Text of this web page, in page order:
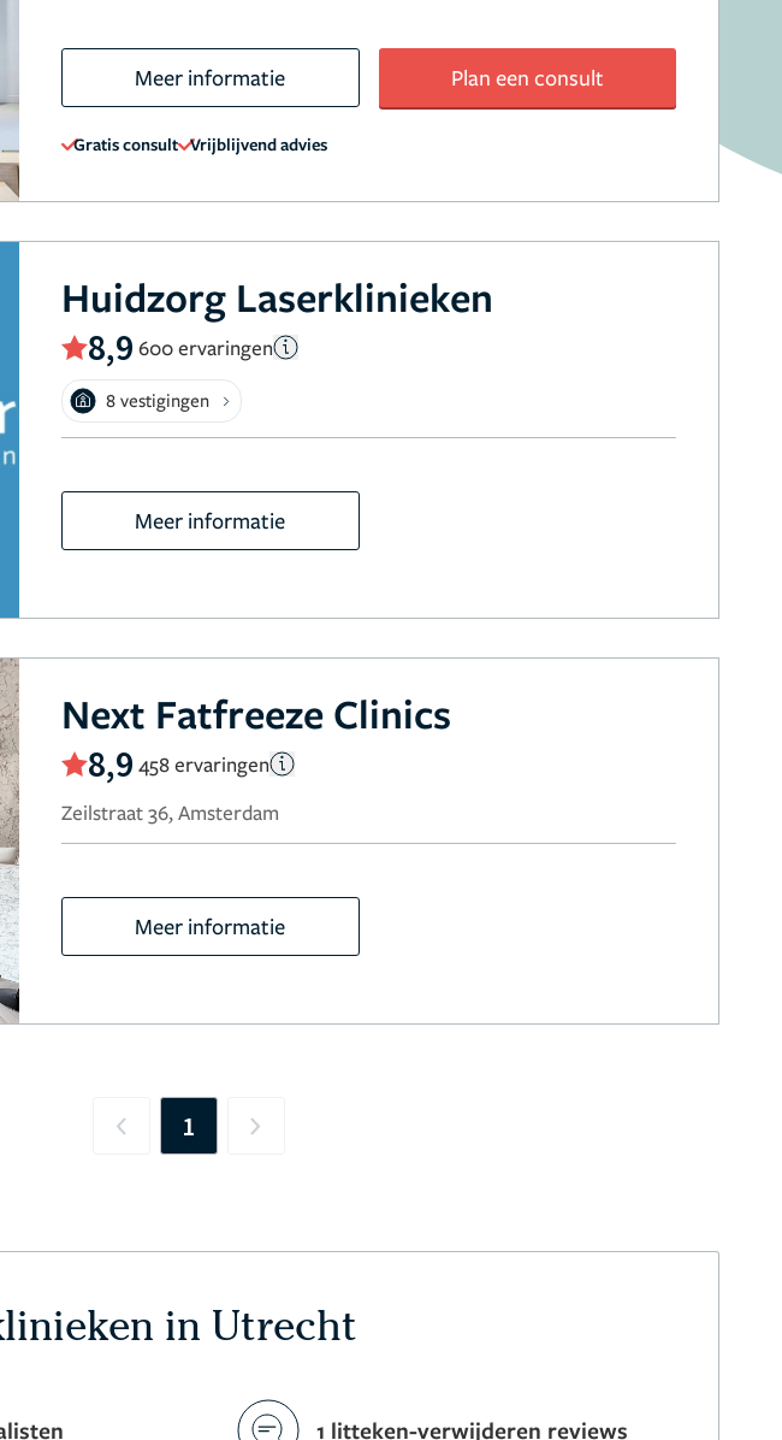
Meer informatie Plan een consult
Gratis consult Vrijblijvend advies
Huidzorg Laserklinieken
8,9 600 ervaringen
8 vestigingen
Meer informatie
Next Fatfreeze Clinics
8,9 458 ervaringen
Zeilstraat 36, Amsterdam
Meer informatie
Previous
1 Next
in Utrecht
1 litteken-verwijderen reviews